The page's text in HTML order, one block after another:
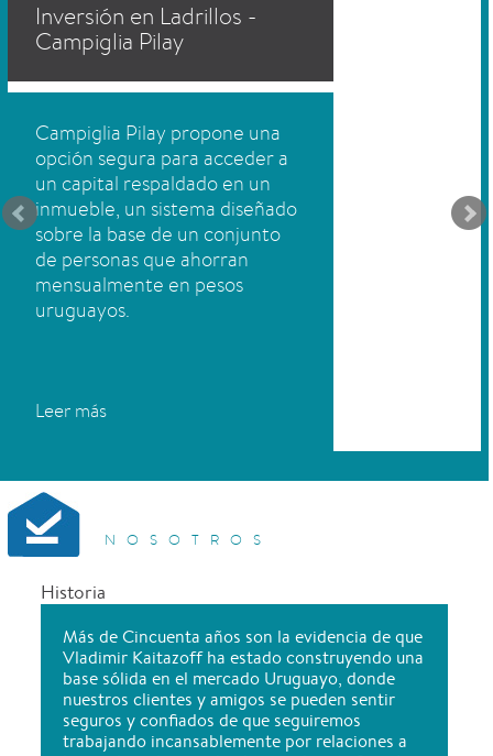
Inversión en Ladrillos -
Campiglia Pilay
Campiglia Pilay propone una
opción segura para acceder a
un capital respaldado en un
inmueble, un sistema diseñado
sobre la base de un conjunto
de personas que ahorran
mensualmente en pesos
uruguayos.
Leer más
NOSOTROS
Historia
Más de Cincuenta años son la evidencia de que
Vladimir Kaitazoff ha estado construyendo una
base sólida en el mercado Uruguayo, donde
nuestros clientes y amigos se pueden sentir
seguros y confiados de que seguiremos
trabajando incansablemente por relaciones a